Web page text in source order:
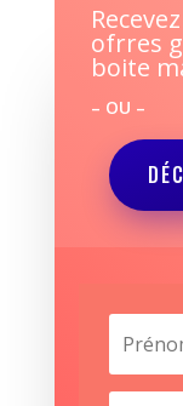
ofrres
boite
– OU –